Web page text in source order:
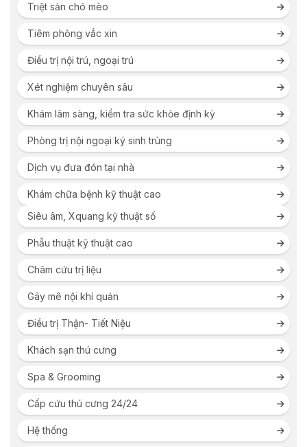
Triệt sản chó mèo
Tiêm phòng vắc xin
Điều trị nội trú, ngoại trú
Xét nghiệm chuyên sâu
Khám lâm sàng, kiểm tra sức khỏe định kỳ
Phòng trị nội ngoại ký sinh trùng
Dịch vụ đưa đón tại nhà
Khám chữa bệnh kỹ thuật cao
Siêu âm, Xquang kỹ thuật số
Phẫu thuật kỹ thuật cao
Châm cứu trị liệu
Gây mê nội khí quản
Điều trị Thận- Tiết Niệu
Khách sạn thú cưng
Spa & Grooming
Cấp cứu thú cưng 24/24
Hệ thống